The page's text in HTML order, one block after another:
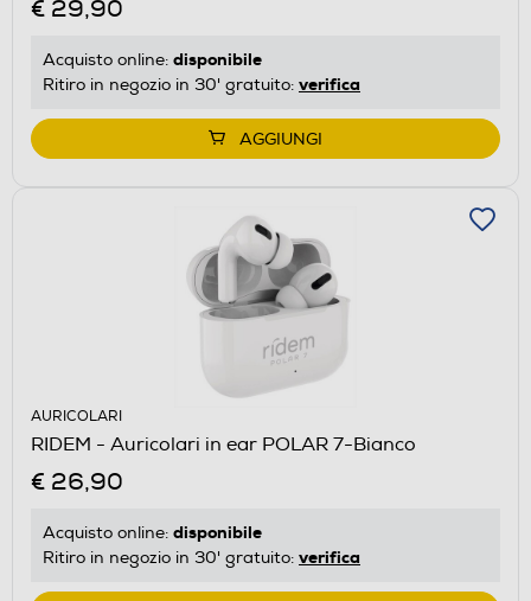
€ 29,90
Acquisto online: disponibile
Ritiro in negozio in 30' gratuito: verifica
AGGIUNGI
AURICOLARI
RIDEM - Auricolari in ear POLAR 7-Bianco
€ 26,90
Acquisto online: disponibile
Ritiro in negozio in 30' gratuito: verifica